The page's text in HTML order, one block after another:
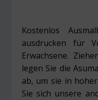
Kostenlos
ausdrucken für
Erwachsene.
legen Sie die
ab, um sie in
Sie sich unsere